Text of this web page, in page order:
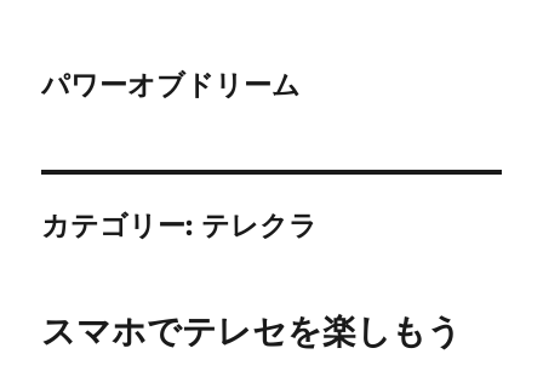
パワーオブドリーム
カテゴリー: テレクラ
スマホでテレセを楽しもう